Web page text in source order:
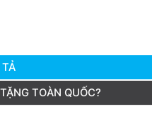
TOÀN QUỐC?